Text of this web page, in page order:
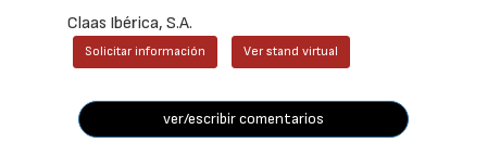
Claas Ibérica, S.A.
Solicitar información Ver stand virtual
ver/escribir comentarios